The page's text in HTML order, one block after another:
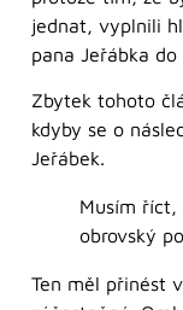
jednat, vyplnili
pana Jeřábka do
Zbytek tohoto
kdyby se o
Jeřábek.
Musím
obrovský
Ten měl přinést